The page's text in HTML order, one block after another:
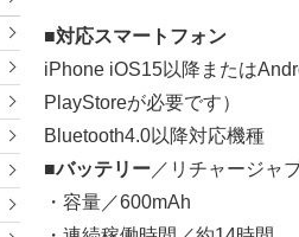
■対応スマートフォン
iPhone iOS15以降または
PlayStoreが必要です）
Bluetooth4.0以降対応機種
■バッテリー／リチャージャ
・容量／600mAh